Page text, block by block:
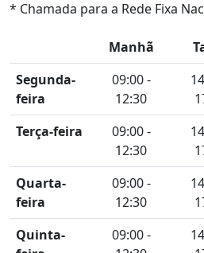
* Chamada para a Rede Fixa
Manhã
Segunda-
feira
09:00 -
12:30
Terça-feira
09:00 -
12:30
Quarta-
feira
09:00 -
12:30
Quinta-
09:00 -